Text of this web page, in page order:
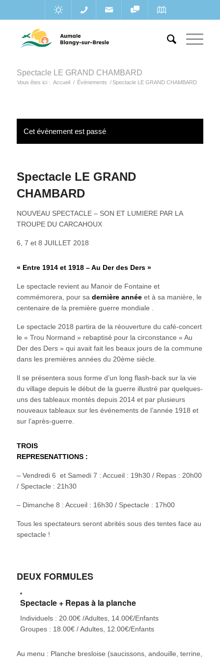
Spectacle LE GRAND CHAMBARD
Vous êtes ici : Accueil / Évènements / Spectacle LE GRAND CHAMBARD
Cet évènement est passé
Spectacle LE GRAND
CHAMBARD
NOUVEAU SPECTACLE – SON ET LUMIERE PAR LA
TROUPE DU CARCAHOUX
6, 7 et 8 JUILLET 2018
« Entre 1914 et 1918 – Au Der des Ders »
Le spectacle revient au Manoir de Fontaine et
commémorera, pour sa dernière annéeet à sa manière, le
centenaire de la première guerre mondiale .
Le spectacle 2018 partira de la réouverture du café-concert
le « Trou Normand » rebaptisé pour la circonstance « Au
Der des Ders » qui avait fait les beaux jours de la commune
dans les premières années du 20ème siècle.
Il se présentera sous forme d’un long flash-back sur la vie
du village depuis le début de la guerre illustré par quelques-
uns des tableaux montés depuis 2014 et par plusieurs
nouveaux tableaux sur les événements de l’année 1918 et
sur l’après-guerre.
TROIS
REPRESENATTIONS :
– Vendredi 6 et Samedi 7 : Accueil : 19h30 / Repas : 20h00
/ Spectacle : 21h30
– Dimanche 8 : Accueil : 16h30 / Spectacle : 17h00
Tous les spectateurs seront abrités sous des tentes face au
spectacle !
DEUX FORMULES
Spectacle + Repas à la planche
Individuels : 20.00€ /Adultes, 14.00€/Enfants
Groupes : 18.00€ / Adultes, 12.00€/Enfants
Au menu : Planche bresloise (saucissons, andouille, terrine,